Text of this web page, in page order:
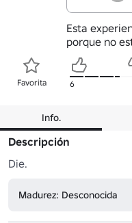
Esta
porque no
Favorita 6
Info.
Descripción
Die.
Madurez: Desconocida